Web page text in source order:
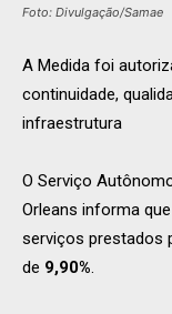
Foto: Divulgação/Samae
A Medida foi
continuidade,
infraestrutura
O Serviço
Orleans informa
serviços prestados
de 9,90%.